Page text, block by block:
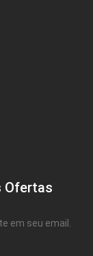
Ofertas
em seu email.